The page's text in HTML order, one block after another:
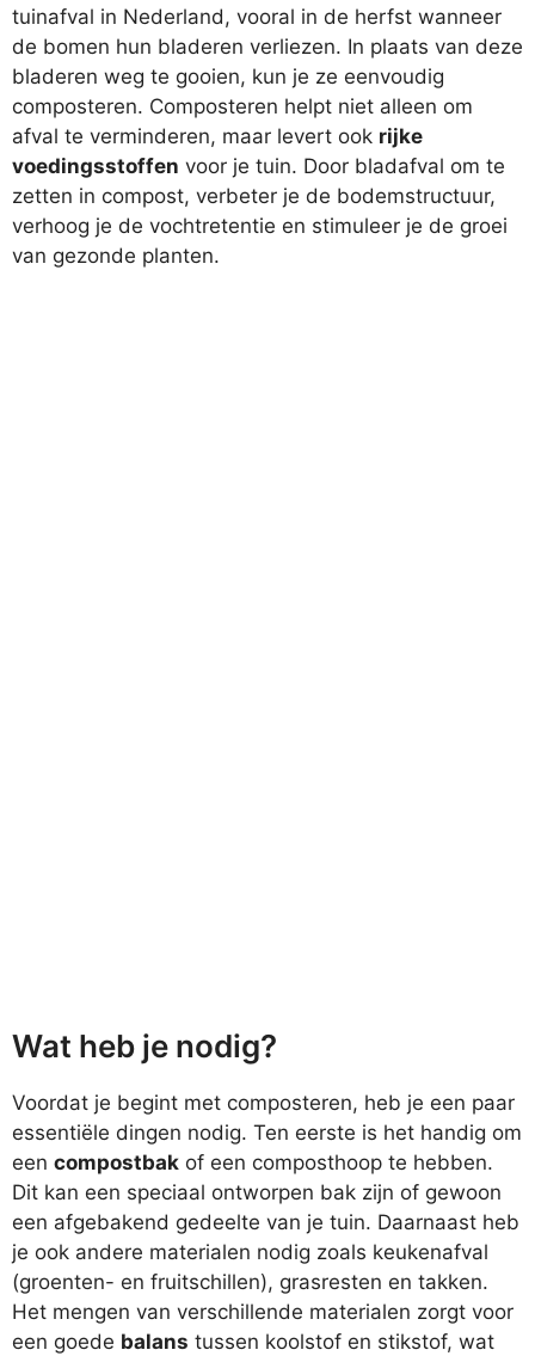
tuinafval in Nederland, vooral in de herfst wanneer
de bomen hun bladeren verliezen. In plaats van deze
bladeren weg te gooien, kun je ze eenvoudig
composteren. Composteren helpt niet alleen om
afval te verminderen, maar levert ook rijke
voedingsstoffen voor je tuin. Door bladafval om te
zetten in compost, verbeter je de bodemstructuur,
verhoog je de vochtretentie en stimuleer je de groei
van gezonde planten.
Wat heb je nodig?
Voordat je begint met composteren, heb je een paar
essentiële dingen nodig. Ten eerste is het handig om
een compostbak of een composthoop te hebben.
Dit kan een speciaal ontworpen bak zijn of gewoon
een afgebakend gedeelte van je tuin. Daarnaast heb
je ook andere materialen nodig zoals keukenafval
(groenten- en fruitschillen), grasresten en takken.
Het mengen van verschillende materialen zorgt voor
een goede balans tussen koolstof en stikstof, wat